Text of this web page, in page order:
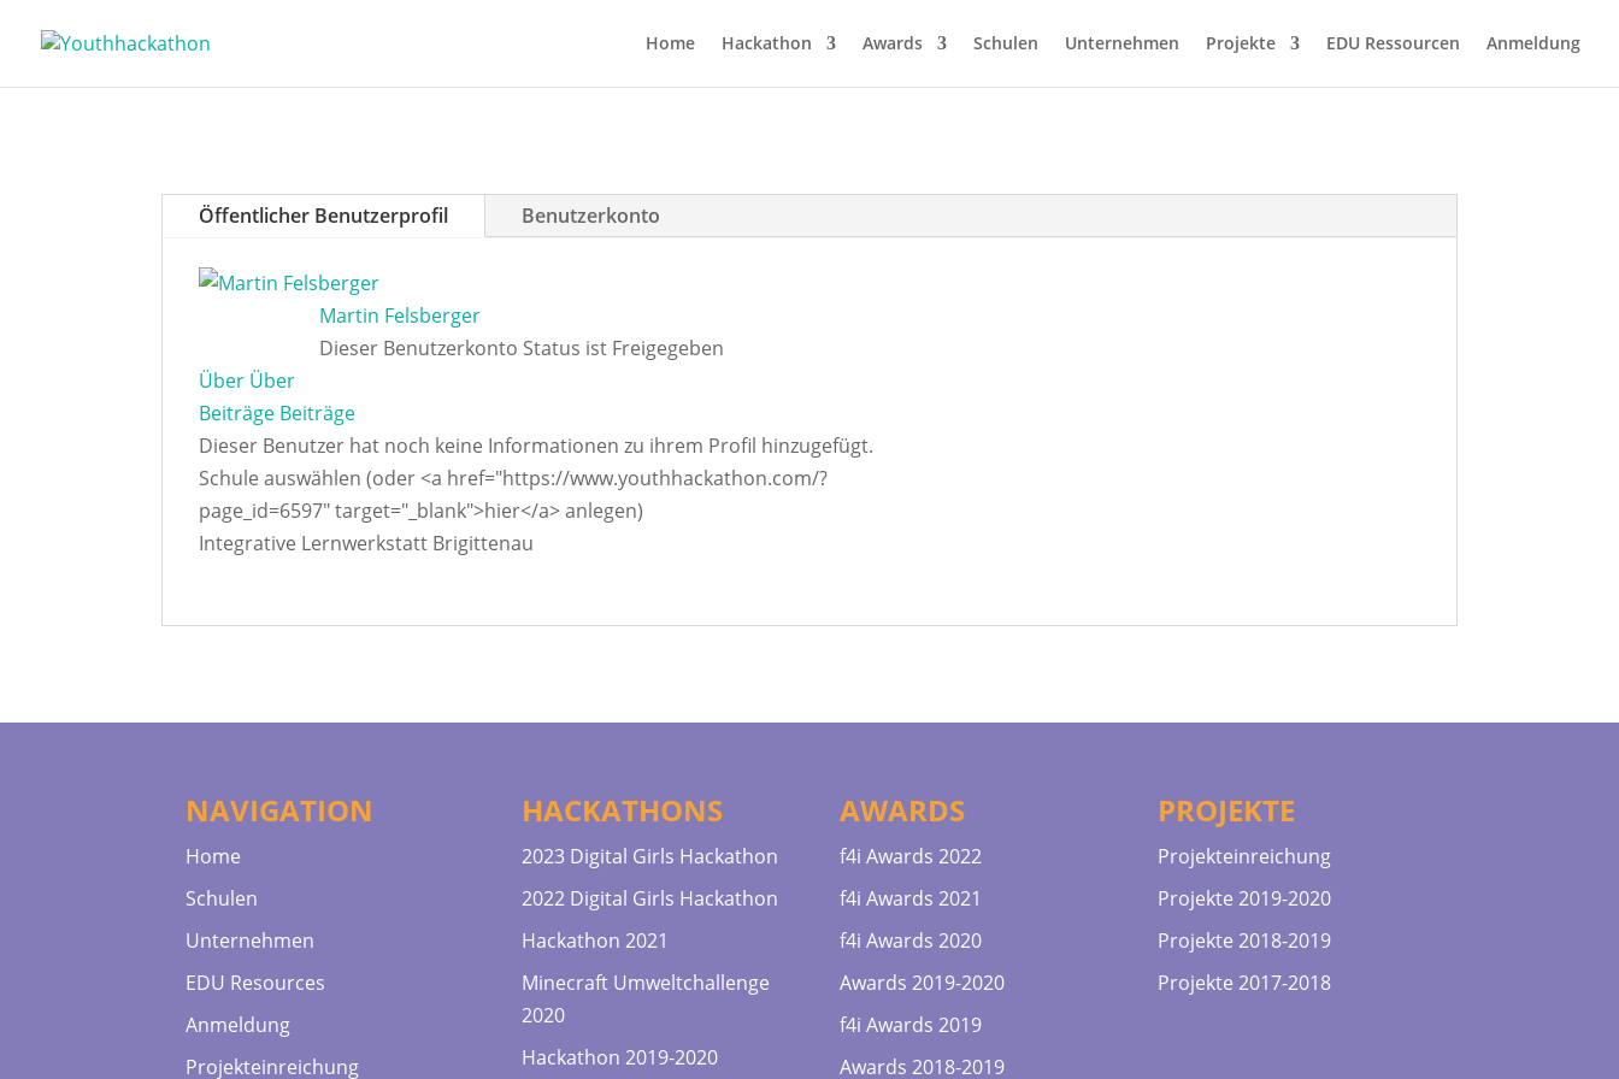
Home Hackathon Awards Schulen Unternehmen Projekte EDU Ressourcen Anmeldung
Öffentlicher Benutzerprofil Benutzerkonto
Martin Felsberger
Dieser Benutzerkonto Status ist Freigegeben
Über Über
Beiträge Beiträge
Dieser Benutzer hat noch keine Informationen zu ihrem Profil hinzugefügt.
Schule auswählen (oder <a href="https://www.youthhackathon.com/?
page_id=6597" target="_blank">hier</a> anlegen)
Integrative Lernwerkstatt Brigittenau
NAVIGATION
Home
Schulen
Unternehmen
EDU Resources
Anmeldung
Projekteinreichung
HACKATHONS
2023 Digital Girls Hackathon
2022 Digital Girls Hackathon
Hackathon 2021
Minecraft Umweltchallenge
2020
Hackathon 2019-2020
AWARDS
f4i Awards 2022
f4i Awards 2021
f4i Awards 2020
Awards 2019-2020
f4i Awards 2019
Awards 2018-2019
PROJEKTE
Projekteinreichung
Projekte 2019-2020
Projekte 2018-2019
Projekte 2017-2018